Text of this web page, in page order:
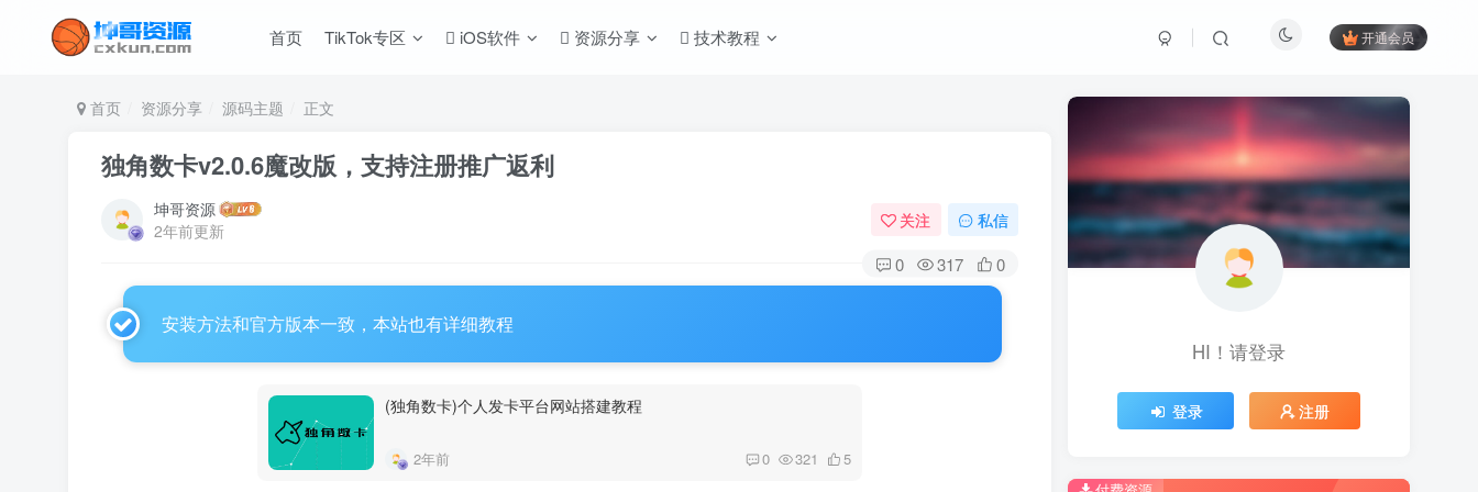
首页 TikTok专区 iOS软件 资源分享 技术教程 开通会员
首页 资源分享 源码主题 正文
独角数卡v2.0.6魔改版，支持注册推广返利
坤哥资源
2年前更新
关注 私信
0 317 0
安装方法和官方版本一致，本站也有详细教程
(独角数卡)个人发卡平台网站搭建教程
2年前 0 321 5
HI！请登录
登录 注册